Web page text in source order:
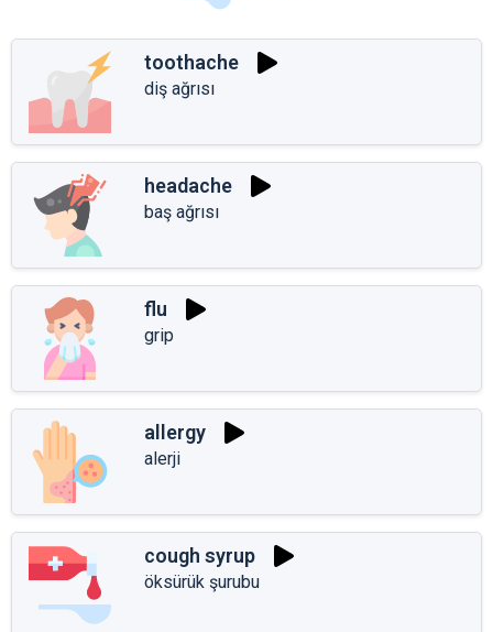
toothache
diş ağrısı
headache
baş ağrısı
flu
grip
allergy
alerji
cough syrup
öksürük şurubu